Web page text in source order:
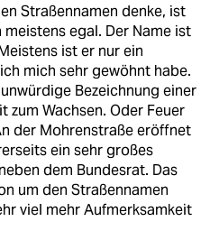
Straßennamen denke, ist
egal. Der Name ist
ist er nur ein
mich sehr gewöhnt habe.
Bezeichnung einer
zum Wachsen. Oder Feuer
der Mohrenstraße eröffnet
ein sehr großes
dem Bundesrat. Das
um den Straßennamen
viel mehr Aufmerksamkeit